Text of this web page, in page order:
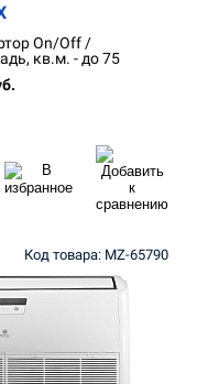
On/Off /
кв.м. - до 75
Код товара: MZ-65790